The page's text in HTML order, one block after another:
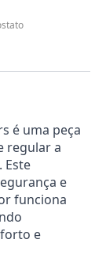
é uma peça
regular a
Este
e
funciona
e